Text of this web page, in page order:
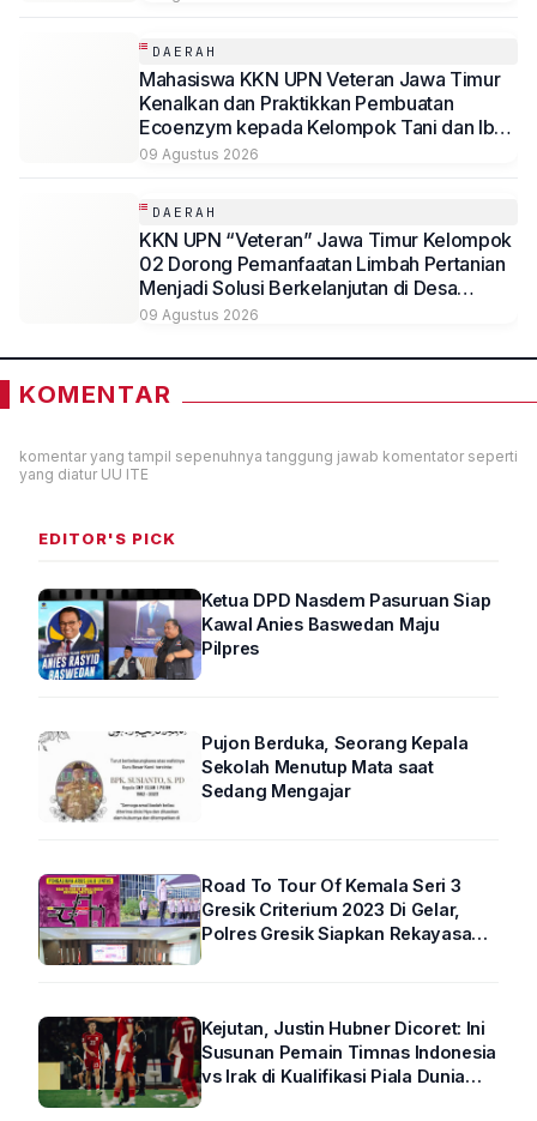
DAERAH
Mahasiswa KKN UPN Veteran Jawa Timur
Kenalkan dan Praktikkan Pembuatan
Ecoenzym kepada Kelompok Tani dan Ibu
PKK di Jombang
09 Agustus 2026
DAERAH
KKN UPN “Veteran” Jawa Timur Kelompok
02 Dorong Pemanfaatan Limbah Pertanian
Menjadi Solusi Berkelanjutan di Desa
Kedungmegarih, Dihadiri Rektorat dan
09 Agustus 2026
KOMENTAR
komentar yang tampil sepenuhnya tanggung jawab komentator seperti
yang diatur UU ITE
EDITOR'S PICK
Ketua DPD Nasdem Pasuruan Siap
Kawal Anies Baswedan Maju
Pilpres
Pujon Berduka, Seorang Kepala
Sekolah Menutup Mata saat
Sedang Mengajar
Road To Tour Of Kemala Seri 3
Gresik Criterium 2023 Di Gelar,
Polres Gresik Siapkan Rekayasa
Kejutan, Justin Hubner Dicoret: Ini
Susunan Pemain Timnas Indonesia
vs Irak di Kualifikasi Piala Dunia